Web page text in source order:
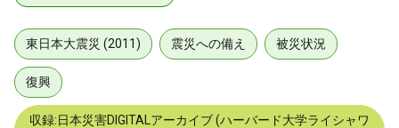
東日本大震災 (2011) 震災への備え 被災状況
復興
収録:日本災害DIGITALアーカイブ (ハーバード大学ライシャワ